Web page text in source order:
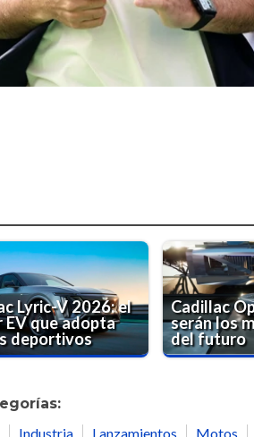
Lyric-V 2026: el
EV que adopta
deportivos
Cadillac
serán los
del futuro
Industria Lanzamientos Motos